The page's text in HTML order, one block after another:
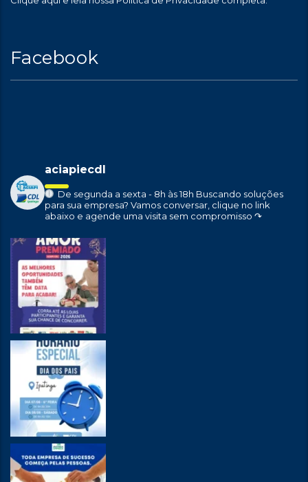
Facebook
aciapiecdl
De segunda a sexta - 8h às 18h Buscando soluções
para sua empresa? Vamos conversar, clique no link
abaixo e agende uma visita sem compromisso ↷